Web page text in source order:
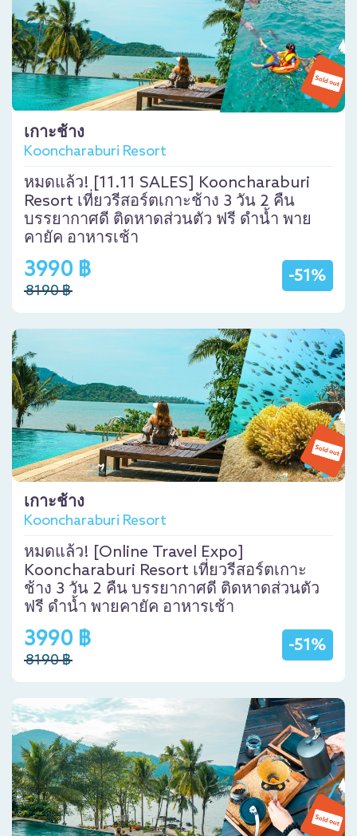
เกาะช้าง
Kooncharaburi Resort
หมดแล้ว! [11.11 SALES] Kooncharaburi
Resort เที่ยวรีสอร์ตเกาะช้าง 3 วัน 2 คืน
บรรยากาศดี ติดหาดส่วนตัว ฟรี ดำน้ำ พาย
คายัค อาหารเช้า
-51%
3990 ฿
8190 ฿
เกาะช้าง
Kooncharaburi Resort
หมดแล้ว! [Online Travel Expo]
Kooncharaburi Resort เที่ยวรีสอร์ตเกาะ
ช้าง 3 วัน 2 คืน บรรยากาศดี ติดหาดส่วนตัว
ฟรี ดำน้ำ พายคายัค อาหารเช้า
-51%
3990 ฿
8190 ฿